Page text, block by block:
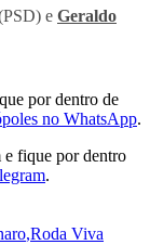
e Geraldo
por dentro de
no WhatsApp.
e fique por dentro
.
,Roda Viva